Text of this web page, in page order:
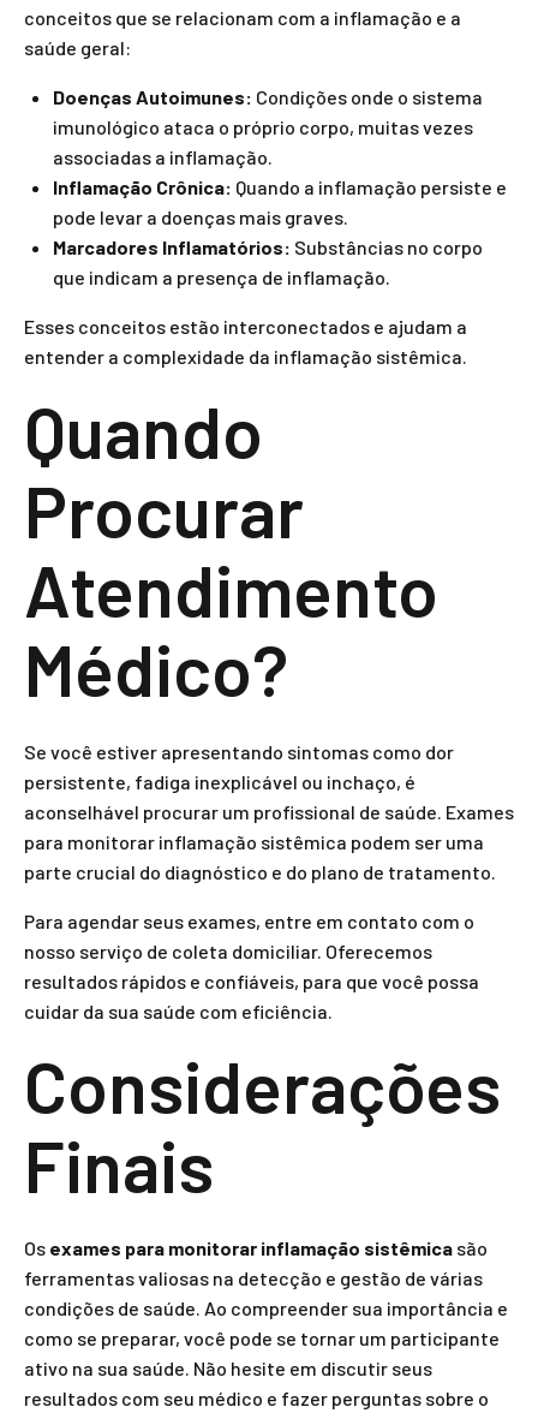
conceitos que se relacionam com a inflamação e a
saúde geral:
Doenças Autoimunes: Condições onde o sistema
imunológico ataca o próprio corpo, muitas vezes
associadas a inflamação.
Inflamação Crônica: Quando a inflamação persiste e
pode levar a doenças mais graves.
Marcadores Inflamatórios: Substâncias no corpo
que indicam a presença de inflamação.
Esses conceitos estão interconectados e ajudam a
entender a complexidade da inflamação sistêmica.
Quando
Procurar
Atendimento
Médico?
Se você estiver apresentando sintomas como dor
persistente, fadiga inexplicável ou inchaço, é
aconselhável procurar um profissional de saúde. Exames
para monitorar inflamação sistêmica podem ser uma
parte crucial do diagnóstico e do plano de tratamento.
Para agendar seus exames, entre em contato com o
nosso serviço de coleta domiciliar. Oferecemos
resultados rápidos e confiáveis, para que você possa
cuidar da sua saúde com eficiência.
Considerações
Finais
Os exames para monitorar inflamação sistêmica são
ferramentas valiosas na detecção e gestão de várias
condições de saúde. Ao compreender sua importância e
como se preparar, você pode se tornar um participante
ativo na sua saúde. Não hesite em discutir seus
resultados com seu médico e fazer perguntas sobre o